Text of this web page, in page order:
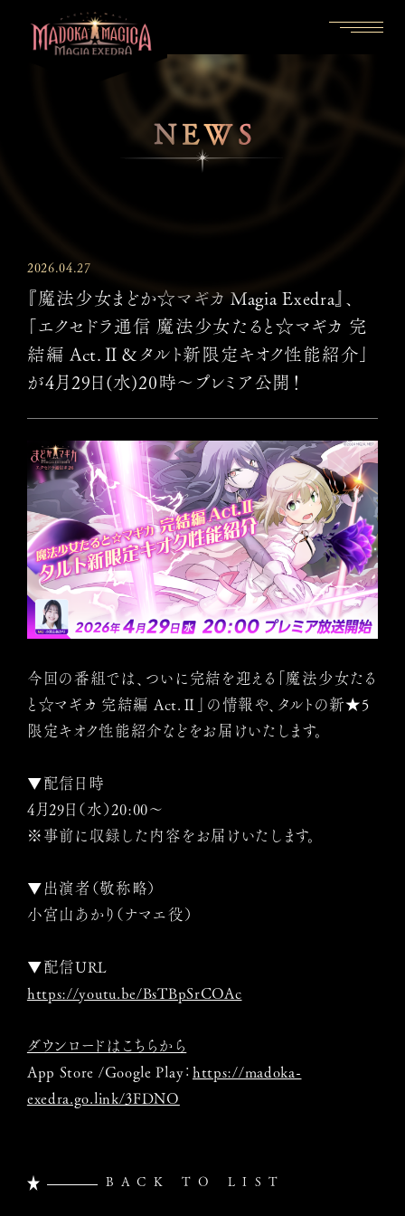
NEWS
2026.04.27
『魔法少女まどか☆マギカ Magia Exedra』、
「エクセドラ通信 魔法少女たると☆マギカ 完
結編 Act.Ⅱ＆タルト新限定キオク性能紹介」
が4月29日(水)20時〜プレミア公開！
今回の番組では、ついに完結を迎える「魔法少女たる
と☆マギカ 完結編 Act.Ⅱ」の情報や、タルトの新★5
限定キオク性能紹介などをお届けいたします。
▼配信日時
4月29日（水）20:00～
※事前に収録した内容をお届けいたします。
▼出演者（敬称略）
小宮山あかり（ナマエ役）
▼配信URL
https://youtu.be/BsTBpSrCOAc
ダウンロードはこちらから
App Store /Google Play： https://madoka-
exedra.go.link/3FDNO
BACK TO LIST